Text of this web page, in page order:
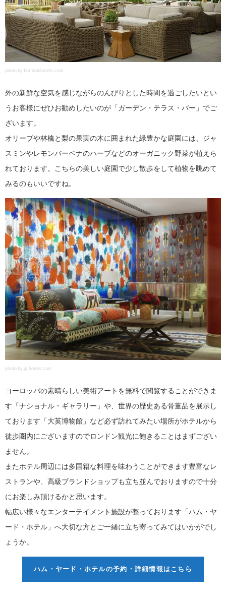
photo by firmdalehotels.com
外の新鮮な空気を感じながらのんびりとした時間を過ごしたいとい
うお客様にぜひお勧めしたいのが「ガーデン・テラス・バー」でご
ざいます。
オリーブや林檎と梨の果実の木に囲まれた緑豊かな庭園には、ジャ
スミンやレモンバーベナのハーブなどのオーガニック野菜が植えら
れております。こちらの美しい庭園で少し散歩をして植物を眺めて
みるのもいいですね。
photo by jp.hotels.com
ヨーロッパの素晴らしい美術アートを無料で閲覧することができま
す「ナショナル・ギャラリー」や、世界の歴史ある骨董品を展示し
ております「大英博物館」など必ず訪れてみたい場所がホテルから
徒歩圏内にございますのでロンドン観光に飽きることはまずござい
ません。
またホテル周辺には多国籍な料理を味わうことができます豊富なレ
ストランや、高級ブランドショップも立ち並んでおりますので十分
にお楽しみ頂けるかと思います。
幅広い様々なエンターテイメント施設が整っております「ハム・ヤ
ード・ホテル」へ大切な方とご一緒に立ち寄ってみてはいかがでし
ょうか。
ハム・ヤード・ホテルの予約・詳細情報はこちら